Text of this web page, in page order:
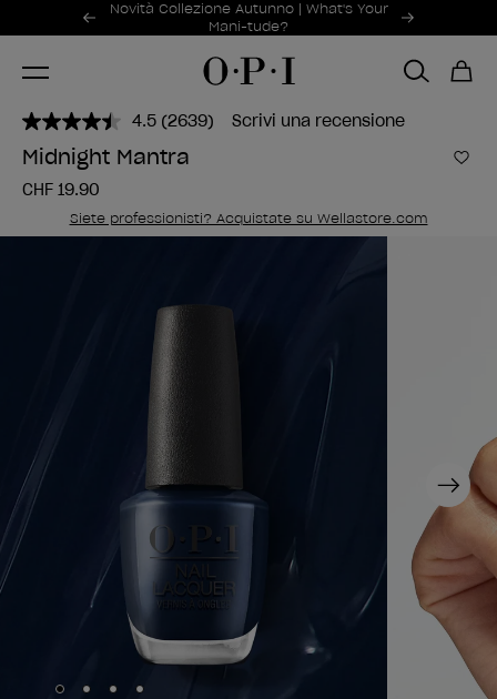
Offerte promozionali
Novità Collezione Autunno | What's Your
Mani-tude?
Item 1 of 2
4.5 Leggi
2639
recensioni.
alla
pagina.
(2639) Scrivi una recensione
Midnight Mantra
CHF 19.90
Siete professionisti? Acquistate su Wellastore.com
Next